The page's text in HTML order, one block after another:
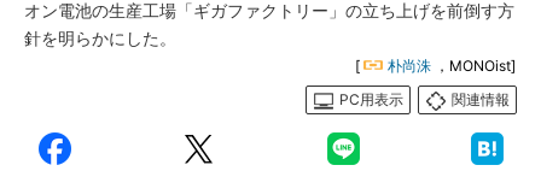
オン電池の生産工場「ギガファクトリー」の立ち上げを前倒す方
針を明らかにした。
[ 朴尚洙 ，MONOist]
PC用表示
関連情報